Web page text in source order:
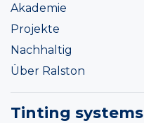
Akademie
Projekte
Nachhaltig
Über Ralston
Tinting systems